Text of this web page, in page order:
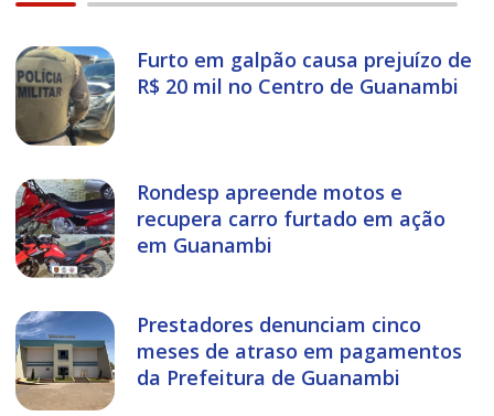
Furto em galpão causa prejuízo de
R$ 20 mil no Centro de Guanambi
Rondesp apreende motos e
recupera carro furtado em ação
em Guanambi
Prestadores denunciam cinco
meses de atraso em pagamentos
da Prefeitura de Guanambi